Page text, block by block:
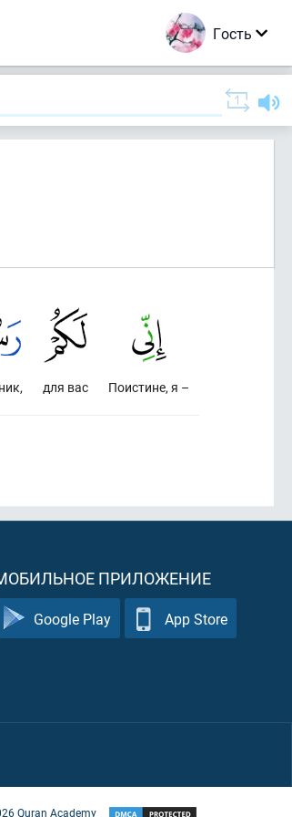
Гость
Поистине, я –
для вас
ПРИЛОЖЕНИЕ
Google Play App Store
Quran Academy